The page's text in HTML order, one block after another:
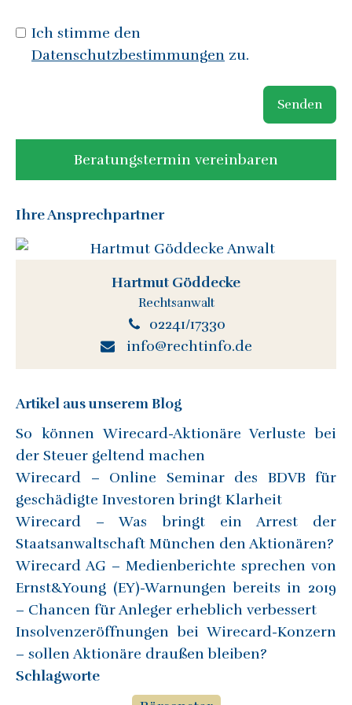
Ich stimme den
Datenschutzbestimmungen zu.
Senden
Beratungstermin vereinbaren
Ihre Ansprechpartner
Hartmut Göddecke
Rechtsanwalt
02241/17330
info@rechtinfo.de
Artikel aus unserem Blog
So können Wirecard-Aktionäre Verluste bei
der Steuer geltend machen
Wirecard – Online Seminar des BDVB für
geschädigte Investoren bringt Klarheit
Wirecard – Was bringt ein Arrest der
Staatsanwaltschaft München den Aktionären?
Wirecard AG – Medienberichte sprechen von
Ernst&Young (EY)-Warnungen bereits in 2019
– Chancen für Anleger erheblich verbessert
Insolvenzeröffnungen bei Wirecard-Konzern
– sollen Aktionäre draußen bleiben?
Schlagworte